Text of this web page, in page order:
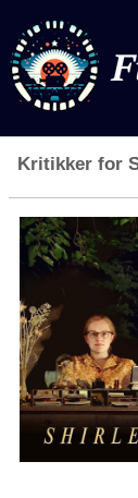
Kritikker for